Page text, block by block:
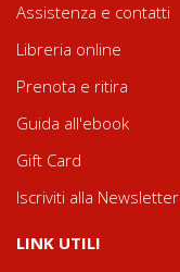
Assistenza e contatti
Libreria online
Prenota e ritira
Guida all'ebook
Gift Card
Iscriviti alla Newsletter
LINK UTILI